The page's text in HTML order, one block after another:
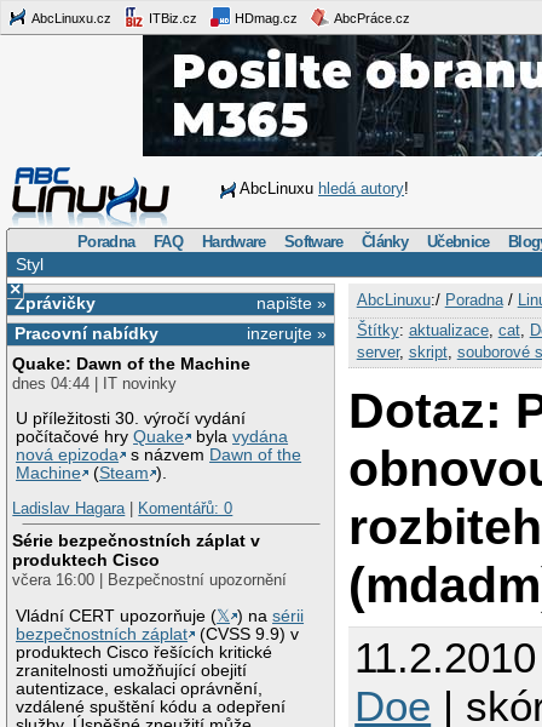
AbcLinuxu.cz ITBiz.cz HDmag.cz AbcPráce.cz
AbcLinuxu hledá autory!
Poradna FAQ Hardware Software Články Učebnice
Styl
×
napište »
Zprávičky
inzerujte »
Pracovní nabídky
Quake: Dawn of the Machine
dnes 04:44 | IT novinky
U příležitosti 30. výročí vydání
počítačové hryQuake bylavydána
nová epizoda
s názvem Dawn of the
Machine
(Steam ).
Ladislav Hagara| Komentářů: 0
Série bezpečnostních záplat v
produktech Cisco
včera 16:00 | Bezpečnostní upozornění
Vládní CERT upozorňuje (𝕏 ) nasérii
bezpečnostních záplat
(CVSS 9.9) v
produktech Cisco řešících kritické
zranitelnosti umožňující obejití
autentizace, eskalaci oprávnění,
vzdálené spuštění kódu a odepření
AbcLinuxu:/ Poradna/
Štítky: aktualizace, cat,
server, skript, souborové
Dotaz:
Doe |